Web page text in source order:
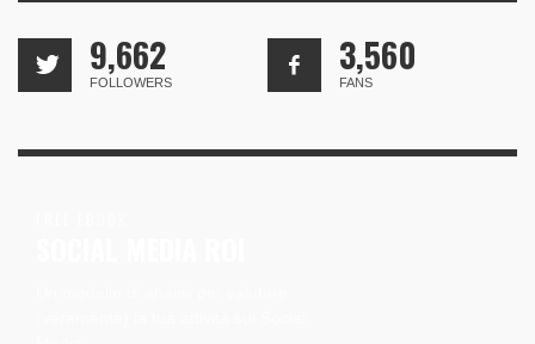
9,662
FOLLOWERS
3,560
FANS